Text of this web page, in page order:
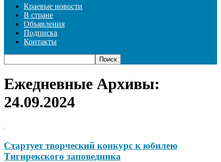
Краевые новости
В стране
Объявления
Подписка
Контакты
Ежедневные Архивы:
24.09.2024
Стартует творческий конкурс к юбилею
Тигирекского заповедника